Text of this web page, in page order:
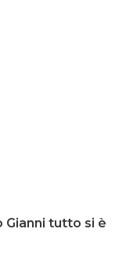
Gianni tutto si è